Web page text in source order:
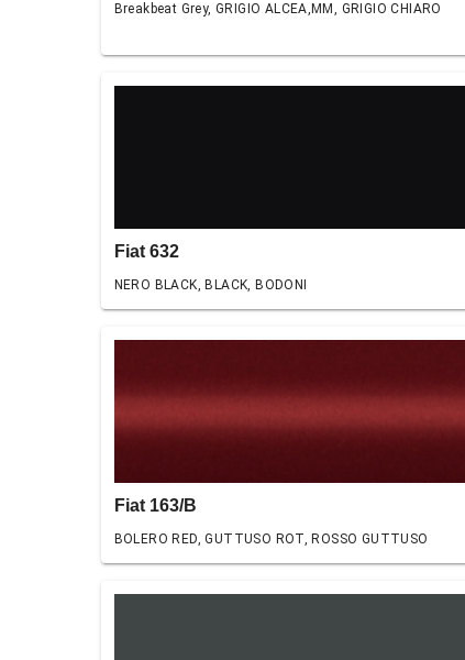
Breakbeat Grey, GRIGIO ALCEA,MM, GRIGIO CHIARO
Fiat 632
NERO BLACK, BLACK, BODONI
Fiat 163/B
BOLERO RED, GUTTUSO ROT, ROSSO GUTTUSO